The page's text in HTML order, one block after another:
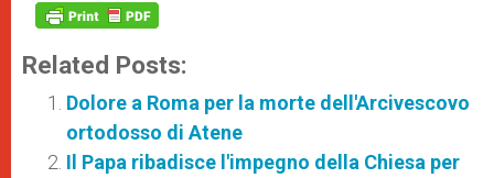
Related Posts:
Dolore a Roma per la morte dell'Arcivescovo
ortodosso di Atene
Il Papa ribadisce l'impegno della Chiesa per